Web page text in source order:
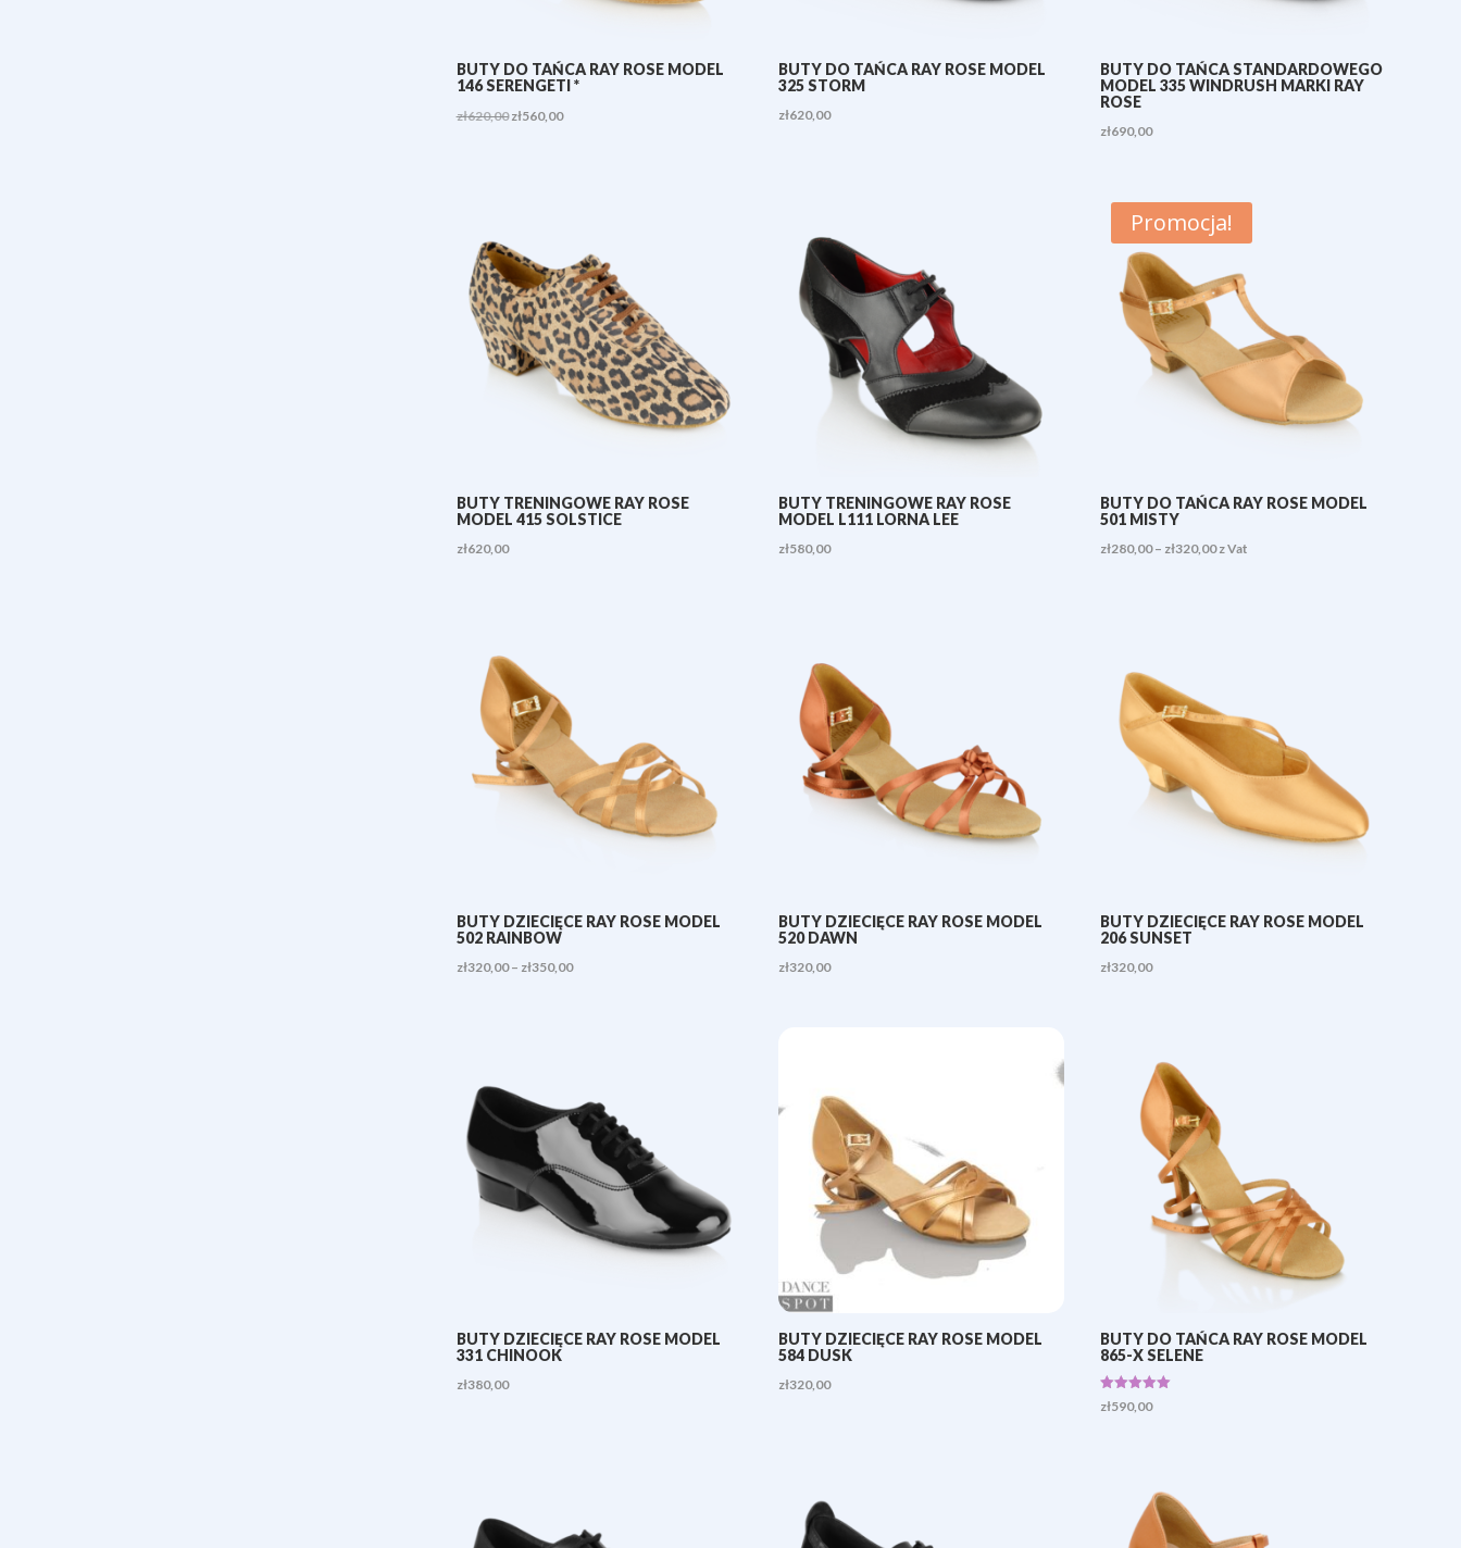
BUTY DO TAŃCA RAY ROSE MODEL
146 SERENGETI *
zł620,00Pierwotna
zł560,00Aktualna
BUTY DO TAŃCA RAY ROSE MODEL
325 STORM
zł620,00
BUTY DO TAŃCA STANDARDOWEGO
MODEL 335 WINDRUSH MARKI RAY
ROSE
zł690,00
BUTY TRENINGOWE RAY ROSE
MODEL 415 SOLSTICE
zł620,00
BUTY TRENINGOWE RAY ROSE
MODEL L111 LORNA LEE
zł580,00
Promocja!
BUTY DO TAŃCA RAY ROSE MODEL
501 MISTY
zł280,00 – zł320,00Zakres
z Vat
BUTY DZIECIĘCE RAY ROSE MODEL
502 RAINBOW
zł320,00 – zł350,00Zakres
zł350,00
BUTY DZIECIĘCE RAY ROSE MODEL
520 DAWN
zł320,00
BUTY DZIECIĘCE RAY ROSE MODEL
206 SUNSET
zł320,00
BUTY DZIECIĘCE RAY ROSE MODEL
331 CHINOOK
zł380,00
BUTY DZIECIĘCE RAY ROSE MODEL
584 DUSK
zł320,00
BUTY DO TAŃCA RAY ROSE MODEL
865-X SELENE
Oceniono
5.00
zł590,00